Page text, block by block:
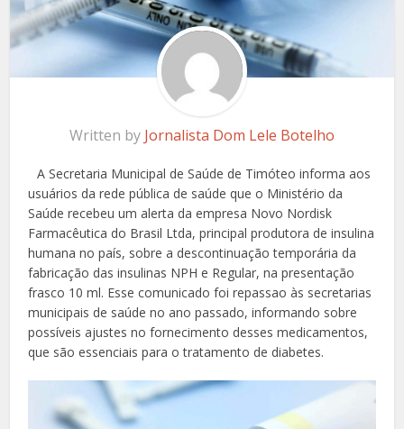
Written by Jornalista Dom Lele Botelho
A Secretaria Municipal de Saúde de Timóteo informa aos
usuários da rede pública de saúde que o Ministério da
Saúde recebeu um alerta da empresa Novo Nordisk
Farmacêutica do Brasil Ltda, principal produtora de insulina
humana no país, sobre a descontinuação temporária da
fabricação das insulinas NPH e Regular, na presentação
frasco 10 ml. Esse comunicado foi repassao às secretarias
municipais de saúde no ano passado, informando sobre
possíveis ajustes no fornecimento desses medicamentos,
que são essenciais para o tratamento de diabetes.